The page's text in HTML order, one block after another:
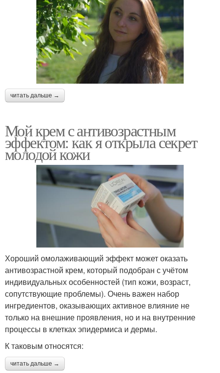
читать дальше →
Мой крем с антивозрастным
эффектом: как я открыла секрет
молодой кожи
Хороший омолаживающий эффект может оказать
антивозрастной крем, который подобран с учётом
индивидуальных особенностей (тип кожи, возраст,
сопутствующие проблемы). Очень важен набор
ингредиентов, оказывающих активное влияние не
только на внешние проявления, но и на внутренние
процессы в клетках эпидермиса и дермы.
К таковым относятся:
читать дальше →